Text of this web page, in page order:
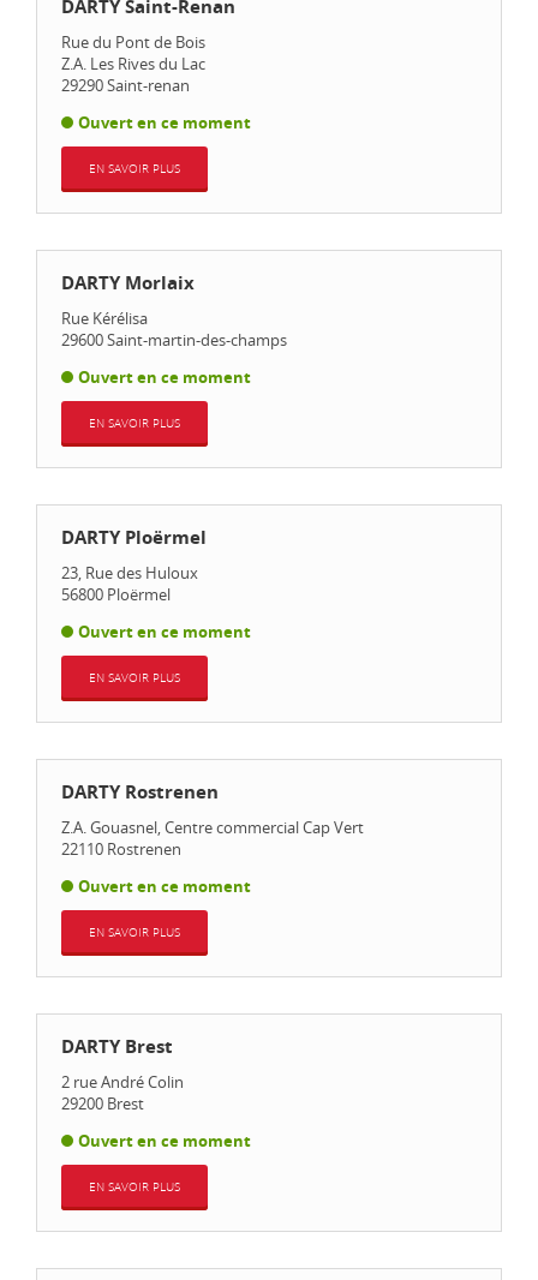
DARTY Saint-Renan
Rue du Pont de Bois
Z.A. Les Rives du Lac
29290Saint-renan
Ouvert en ce moment
EN SAVOIR PLUS
DARTY Morlaix
Rue Kérélisa
29600Saint-martin-des-champs
Ouvert en ce moment
EN SAVOIR PLUS
DARTY Ploërmel
23, Rue des Huloux
56800 Ploërmel
Ouvert en ce moment
EN SAVOIR PLUS
DARTY Rostrenen
Z.A. Gouasnel, Centre commercial Cap Vert
22110 Rostrenen
Ouvert en ce moment
EN SAVOIR PLUS
DARTY Brest
2 rue André Colin
29200 Brest
Ouvert en ce moment
EN SAVOIR PLUS